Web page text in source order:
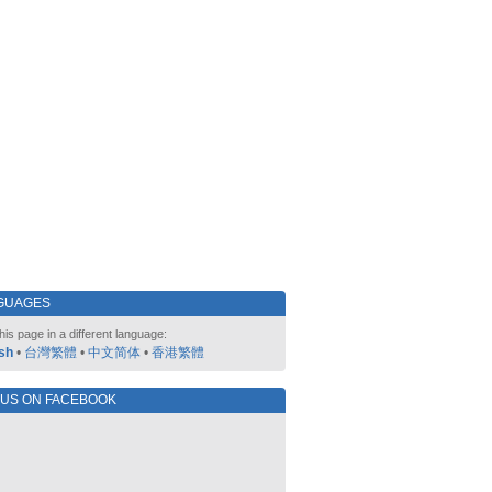
page in a different language:
• 台灣繁體 • 中文简体 • 香港繁體
ON FACEBOOK